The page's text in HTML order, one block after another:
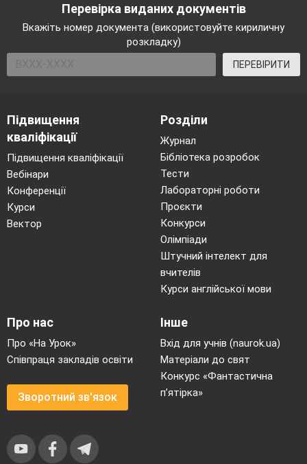
Перевірка виданих документів
Вкажіть номер документа (використовуйте кириличну
розкладку)
ПЕРЕВІРИТИ
Підвищення
кваліфікації
Підвищення кваліфікації
Вебінари
Конференції
Курси
Вектор
Розділи
Журнал
Бібліотека розробок
Тести
Лабораторні роботи
Проєкти
Конкурси
Олімпіади
Штучний інтелект для
вчителів
Курси англійської мови
Про нас
Про «На Урок»
Співпраця закладів освіти
Зворотний зв'язок
Інше
Вхід для учнів (naurok.ua)
Матеріали до свят
Конкурс «Фантастична
п’ятірка»